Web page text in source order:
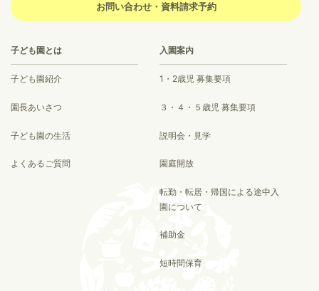
お問い合わせ・資料請求予約
子ども園とは
子ども園紹介
園長あいさつ
子ども園の生活
よくあるご質問
入園案内
1・2歳児 募集要項
３・４・５歳児 募集要項
説明会・見学
園庭開放
転勤・転居・帰国による途中入
園について
補助金
短時間保育